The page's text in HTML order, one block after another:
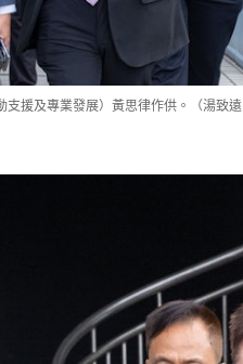
援及專業發展）黃思律作供。（湯致遠